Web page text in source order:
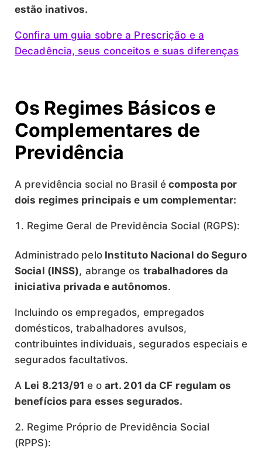
estão inativos.
Confira um guia sobre a Prescrição e a
Decadência, seus conceitos e suas diferenças
Os Regimes Básicos e
Complementares de
Previdência
A previdência social no Brasil é composta por
dois regimes principais e um complementar:
Regime Geral de Previdência Social (RGPS):
Administrado peloInstituto Nacional do Seguro
Social (INSS), abrange os trabalhadores da
iniciativa privada e autônomos.
Incluindo os empregados, empregados
domésticos, trabalhadores avulsos,
contribuintes individuais, segurados especiais e
segurados facultativos.
A Lei 8.213/91 e o art. 201 da CF regulam os
benefícios para esses segurados.
Regime Próprio de Previdência Social
(RPPS):